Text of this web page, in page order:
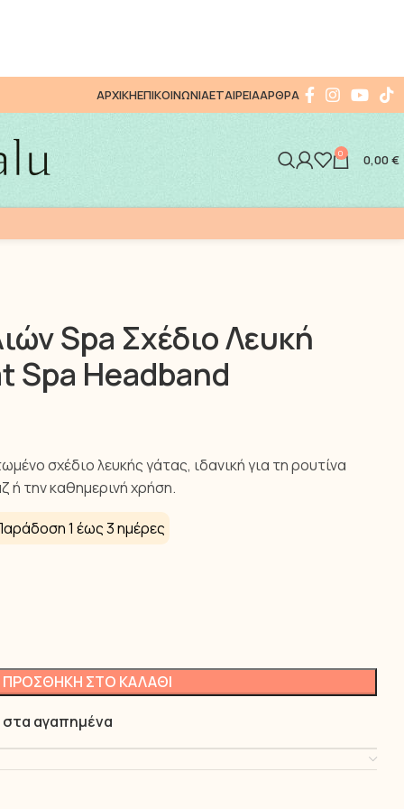
ΑΡΧΙΚΗΕΠΙΚΟΙΝΩΝΙΑΕΤΑΙΡΕΙΑΑΡΘΡΑ
0 0,00€
Spa Σχέδιο Λευκή
Spa Headband
σχέδιο λευκής γάτας, ιδανική για τη ρουτίνα
ή την καθημερινή χρήση.
1 έως 3 ημέρες
ΠΡΟΣΘΉΚΗ ΣΤΟ ΚΑΛΆΘΙ
αγαπημένα